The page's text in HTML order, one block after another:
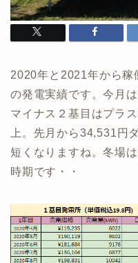
2020年と2021年から稼
の発電実績です。今月
マイナス２基目はプラ
上。先月から34,531円
短くなりますね。冬場
時期です・・